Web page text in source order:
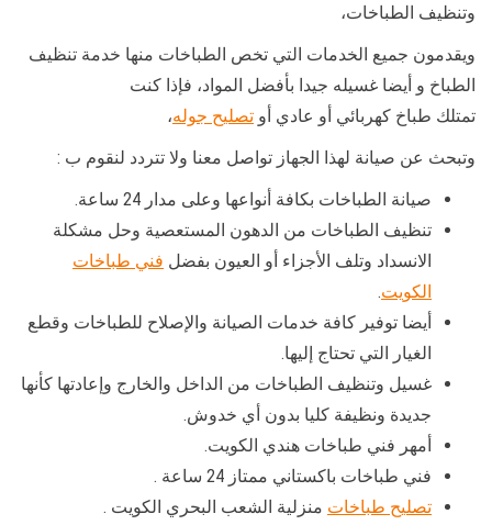
وتنظيف الطباخات،
ويقدمون جميع الخدمات التي تخص الطباخات منها خدمة تنظيف
الطباخ و أيضا غسيله جيدا بأفضل المواد، فإذا كنت
تمتلك طباخ كهربائي أو عادي أو تصليح جوله،
وتبحث عن صيانة لهذا الجهاز تواصل معنا ولا تتردد لنقوم ب :
صيانة الطباخات بكافة أنواعها وعلى مدار 24 ساعة.
تنظيف الطباخات من الدهون المستعصية وحل مشكلة
الانسداد وتلف الأجزاء أو العيون بفضل فني طباخات
الكويت.
أيضا توفير كافة خدمات الصيانة والإصلاح للطباخات وقطع
الغيار التي تحتاج إليها.
غسيل وتنظيف الطباخات من الداخل والخارج وإعادتها كأنها
جديدة ونظيفة كليا بدون أي خدوش.
أمهر فني طباخات هندي الكويت.
فني طباخات باكستاني ممتاز 24 ساعة .
تصليح طباخات منزلية الشعب البحري الكويت .